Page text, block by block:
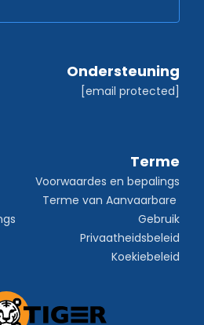
Ondersteuning
[email protected]
Terme
Voorwaardes en bepalings
Terme van Aanvaarbare
Gebruik
Privaatheidsbeleid
Koekiebeleid